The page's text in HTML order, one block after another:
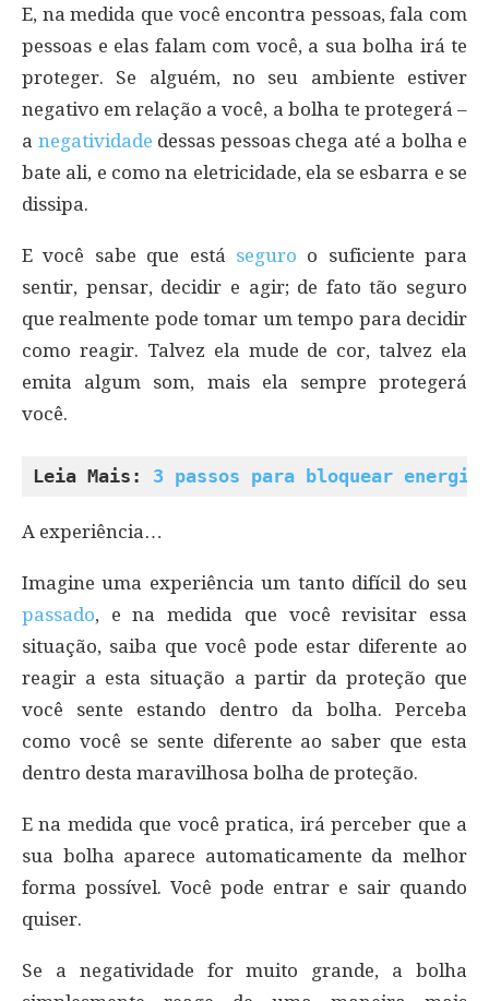
E, na medida que você encontra pessoas, fala com
pessoas e elas falam com você, a sua bolha irá te
proteger. Se alguém, no seu ambiente estiver
negativo em relação a você, a bolha te protegerá –
a negatividade dessas pessoas chega até a bolha e
bate ali, e como na eletricidade, ela se esbarra e se
dissipa.
E você sabe que está seguro o suficiente para
sentir, pensar, decidir e agir; de fato tão seguro
que realmente pode tomar um tempo para decidir
como reagir. Talvez ela mude de cor, talvez ela
emita algum som, mais ela sempre protegerá
você.
Leia Mais: 3 passos para bloquear
A experiência…
Imagine uma experiência um tanto difícil do seu
passado, e na medida que você revisitar essa
situação, saiba que você pode estar diferente ao
reagir a esta situação a partir da proteção que
você sente estando dentro da bolha. Perceba
como você se sente diferente ao saber que esta
dentro desta maravilhosa bolha de proteção.
E na medida que você pratica, irá perceber que a
sua bolha aparece automaticamente da melhor
forma possível. Você pode entrar e sair quando
quiser.
Se a negatividade for muito grande, a bolha